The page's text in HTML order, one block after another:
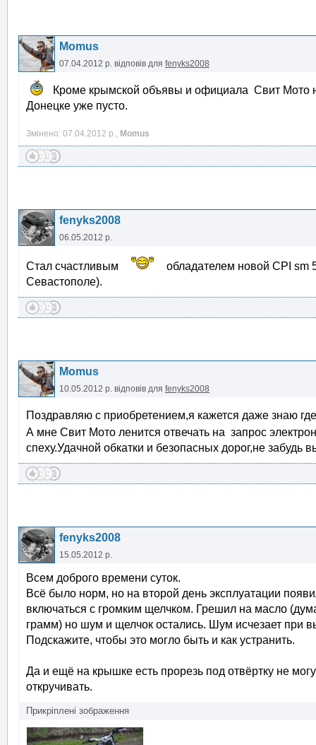
Momus
07.04.2012 р. відповів для fenyks2008
Кроме крымской объявы и официала Свит Мото
Донецке уже пусто.
Змінено: 07.04.2012 р., Momus
fenyks2008
06.05.2012 р.
Стал счастливым
обладателем новой CPI sm
Севастополе).
Momus
10.05.2012 р. відповів для fenyks2008
Поздравляю с приобретением,я кажется даже знаю
А мне Свит Мото ленится отвечать на запрос
спеху.Удачной обкатки и безопасных дорог,не забудь
fenyks2008
15.05.2012 р.
Всем доброго времени суток.
Всё было норм, но на второй день эксплуатации
включаться с громким щелчком. Грешил на масло
грамм) но шум и щелчок остались. Шум исчезает при
Подскажите, чтобы это могло быть и как устранить.
Да и ещё на крышке есть прорезь под отвёртку не
откручивать.
Прикріплені зображення